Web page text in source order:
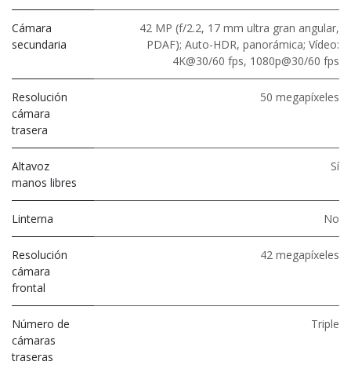
Cámara
secundaria
42 MP (f/2.2, 17 mm ultra gran angular,
PDAF); Auto-HDR, panorámica; Vídeo:
4K@30/60 fps, 1080p@30/60 fps
Resolución
cámara
trasera
50 megapíxeles
Altavoz
manos libres
Sí
Linterna No
Resolución
cámara
frontal
42 megapíxeles
Número de
cámaras
traseras
Triple